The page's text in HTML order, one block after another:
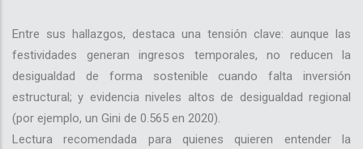
Entre sus hallazgos, destaca una tensión clave: aunque las
festividades generan ingresos temporales, no reducen la
desigualdad de forma sostenible cuando falta inversión
estructural; y evidencia niveles altos de desigualdad regional
(por ejemplo, un Gini de 0.565 en 2020).
Lectura recomendada para quienes quieren entender la